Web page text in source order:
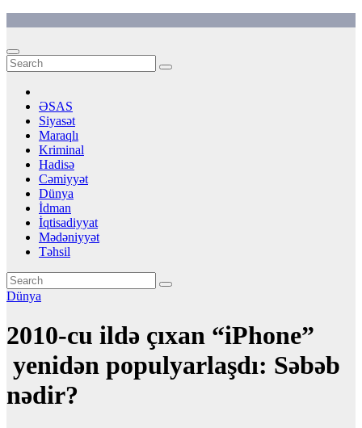
content
ƏSAS
Siyasət
Maraqlı
Kriminal
Hadisə
Cəmiyyət
Dünya
İdman
İqtisadiyyat
Mədəniyyət
Təhsil
Dünya
2010-cu ildə çıxan “iPhone”
yenidən populyarlaşdı: Səbəb
nədir?